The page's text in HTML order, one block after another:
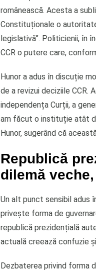
românească. Acesta a
Constituționale o
legislativă”. Politicienii, în
CCR o putere care,
Hunor a adus în discuție
de a revizui deciziile CCR.
independența Curții, a
am făcut o instituție atât
Hunor, sugerând că
Republică
dilemă
Un alt punct sensibil adus
privește forma de
republică prezidențială
actuală creează confuzie
Dezbaterea privind forma